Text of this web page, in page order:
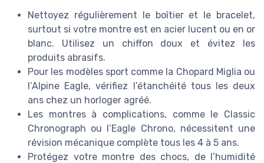
Nettoyez régulièrement le boîtier et le bracelet,
surtout si votre montre est en acier lucent ou en or
blanc. Utilisez un chiffon doux et évitez les
produits abrasifs.
Pour les modèles sport comme la Chopard Miglia ou
l’Alpine Eagle, vérifiez l’étanchéité tous les deux
ans chez un horloger agréé.
Les montres à complications, comme le Classic
Chronograph ou l’Eagle Chrono, nécessitent une
révision mécanique complète tous les 4 à 5 ans.
Protégez votre montre des chocs, de l’humidité